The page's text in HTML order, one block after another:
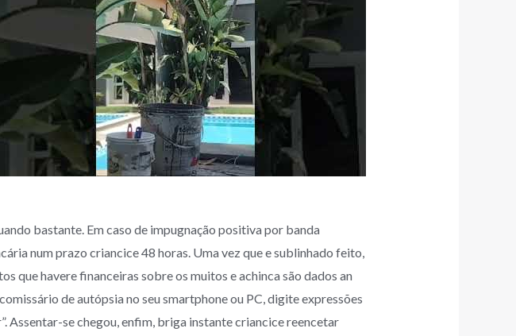
bastante. Em caso de impugnação positiva por banda
num prazo criancice 48 horas. Uma vez que e sublinhado feito,
que havere financeiras sobre os muitos e achinca são dados an
de autópsia no seu smartphone ou PC, digite expressões
Assentar-se chegou, enfim, briga instante criancice reencetar